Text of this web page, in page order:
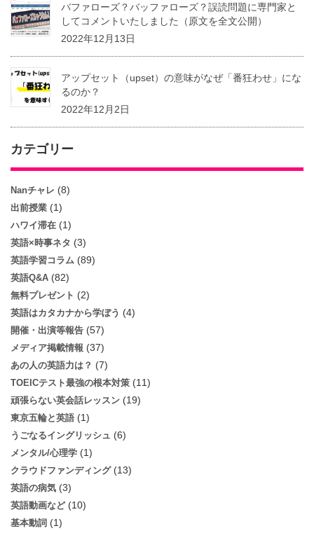
バファローズ？バッファローズ？誤読問題に専門家と
してコメントいたしました（原文を全文公開）
2022年12月13日
アップセット（upset）の意味がなぜ「番狂わせ」にな
るのか？
2022年12月2日
カテゴリー
Nanチャレ (8)
出前授業 (1)
ハワイ滞在 (1)
英語×時事ネタ (3)
英語学習コラム (89)
英語Q&A (82)
無料プレゼント (2)
英語はカタカナから学ぼう (4)
開催・出演等報告 (57)
メディア掲載情報 (37)
あの人の英語力は？ (7)
TOEICテスト最強の根本対策 (11)
頑張らない英会話レッスン (19)
東京五輪と英語 (1)
うごなるイングリッシュ (6)
メンタル/心理学 (1)
クラウドファンディング(13)
英語の病気 (3)
英語動画など(10)
基本動詞 (1)